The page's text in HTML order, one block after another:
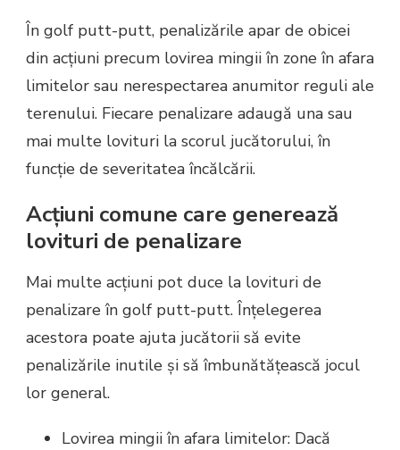
În golf putt-putt, penalizările apar de obicei
din acțiuni precum lovirea mingii în zone în afara
limitelor sau nerespectarea anumitor reguli ale
terenului. Fiecare penalizare adaugă una sau
mai multe lovituri la scorul jucătorului, în
funcție de severitatea încălcării.
Acțiuni comune care generează
lovituri de penalizare
Mai multe acțiuni pot duce la lovituri de
penalizare în golf putt-putt. Înțelegerea
acestora poate ajuta jucătorii să evite
penalizările inutile și să îmbunătățească jocul
lor general.
Lovirea mingii în afara limitelor: Dacă